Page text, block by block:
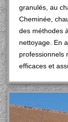
granulés, au
Cheminée,
des méthodes
nettoyage. En
professionnels
efficaces et